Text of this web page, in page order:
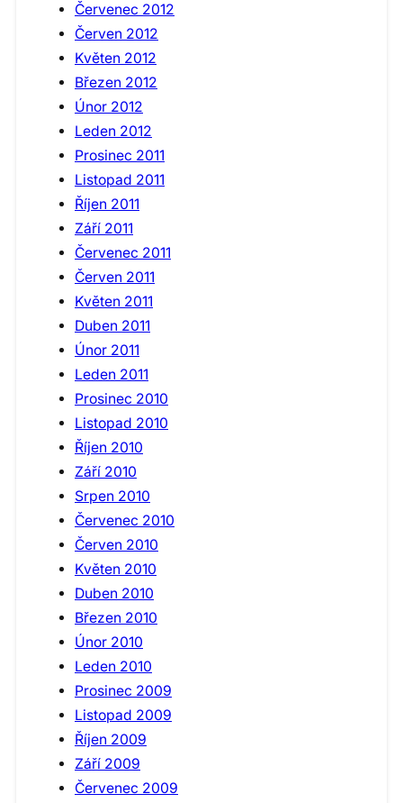
Červenec 2012
Červen 2012
Květen 2012
Březen 2012
Únor 2012
Leden 2012
Prosinec 2011
Listopad 2011
Říjen 2011
Září 2011
Červenec 2011
Červen 2011
Květen 2011
Duben 2011
Únor 2011
Leden 2011
Prosinec 2010
Listopad 2010
Říjen 2010
Září 2010
Srpen 2010
Červenec 2010
Červen 2010
Květen 2010
Duben 2010
Březen 2010
Únor 2010
Leden 2010
Prosinec 2009
Listopad 2009
Říjen 2009
Září 2009
Červenec 2009